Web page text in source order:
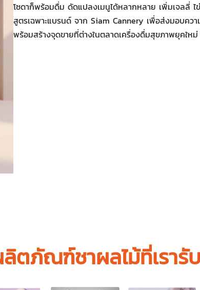
โซดาก็พร้อมดื่ม ดัดแปลงเมนูได้หลากหลาย เพิ่มเจลลี่
สูตรเฉพาะแบรนด์ จาก Siam Cannery เพื่อส่งมอบค
พร้อมสร้างจุดขายที่ต่างในตลาดเครื่องดื่มสุขภาพยุคใหม่
ตภัณฑ์ชาผลไม้ที่เรารั